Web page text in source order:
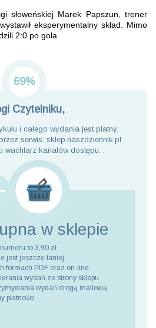
słoweńskiej Marek Papszun, trener
eksperymentalny skład. Mimo
2:0 po gola
69%
Czytelniku,
i całego wydania jest płatny.
serwis: sklep.naszdziennik.pl
wachlarz kanałów dostępu. .
w sklepie
to 3,90 zł
jest jeszcze taniej
formach PDF oraz on-line
wydań ze strony sklepu
wydań drogą mailową
płatności